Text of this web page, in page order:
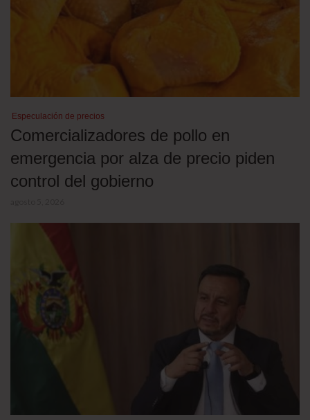
Especulación de precios
Comercializadores de pollo en
emergencia por alza de precio piden
control del gobierno